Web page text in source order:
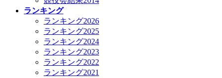
ランキング
ランキング2026
ランキング2025
ランキング2024
ランキング2023
ランキング2022
ランキング2021